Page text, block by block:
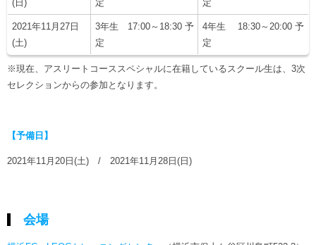
(日) 定 定
2021年11月27日
(土)
3年生 17:00～18:30 予
定
4年生 18:30～20:00 予
定
※現在、アスリートコーススペシャルに在籍しているスクール生は、3次
セレクションからの参加となります。
【予備日】
2021年11月20日(土) / 2021年11月28日(日)
会場